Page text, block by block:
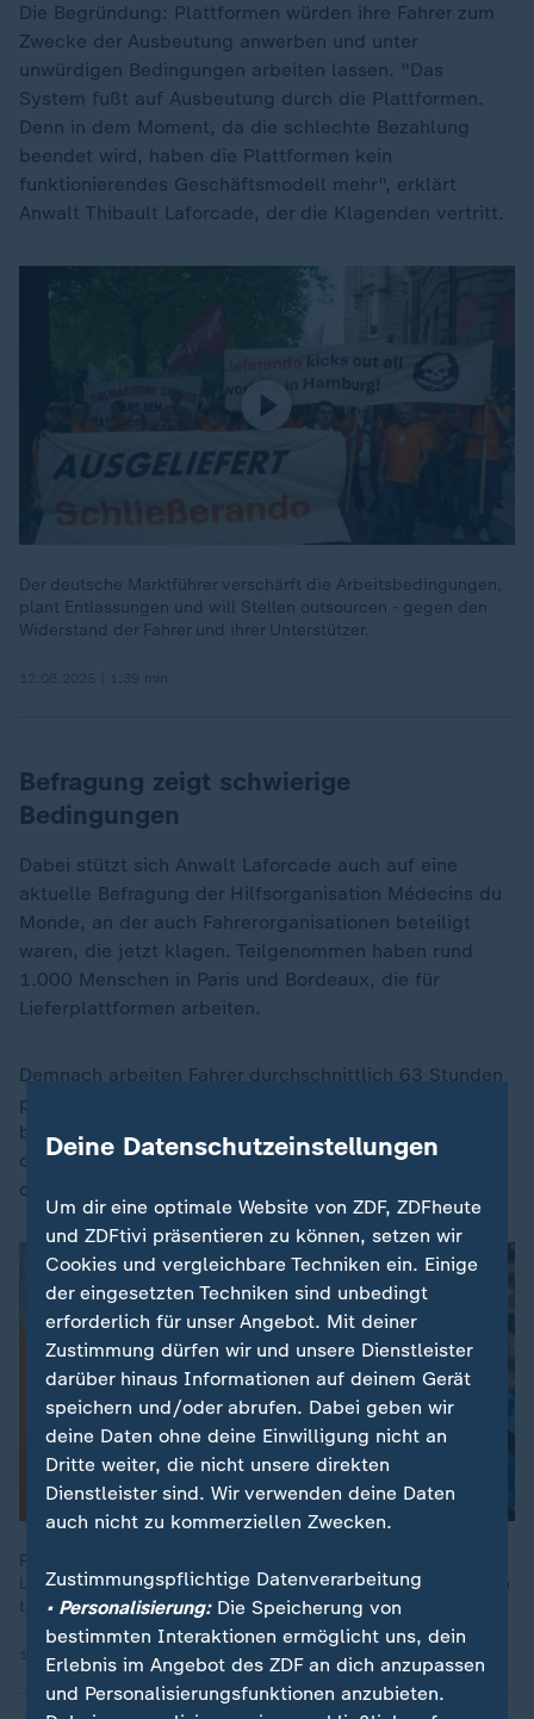
Die Begründung: Plattformen würden ihre Fahrer zum
Zwecke der Ausbeutung anwerben und unter
unwürdigen Bedingungen arbeiten lassen. "Das
System fußt auf Ausbeutung durch die Plattformen.
Denn in dem Moment, da die schlechte Bezahlung
beendet wird, haben die Plattformen kein
funktionierendes Geschäftsmodell mehr", erklärt
Anwalt Thibault Laforcade, der die Klagenden vertritt.
Der deutsche Marktführer verschärft die Arbeitsbedingungen,
plant Entlassungen und will Stellen outsourcen - gegen den
Widerstand der Fahrer und ihrer Unterstützer.
Befragung zeigt schwierige
Bedingungen
Dabei stützt sich Anwalt Laforcade auch auf eine
aktuelle Befragung der Hilfsorganisation Médecins du
Monde, an der auch Fahrerorganisationen beteiligt
waren, die jetzt klagen. Teilgenommen haben rund
1.000 Menschen in Paris und Bordeaux, die für
Lieferplattformen arbeiten.
Demnach arbeiten Fahrer durchschnittlich 63 Stunden
pro Woche und verdienen weniger als sechs Euro
brutto pro Stunde. Dabei sind Wartezeiten zwischen
den Lieferaufträgen mit eingerechnet, für die es keine
direkte Entlohnung gibt.
Fünf Jahre nach der Pandemie zeigt sich: Haben sich
Lieferdienste für Lebensmittel bewährt? Sind sie wirtschaftlich
tragfähig? Die Gewinner und Verlierer.
10.03.2025 | 4:14 min
Deine Datenschutzeinstellungen
Um dir eine optimale Website von ZDF, ZDFheute
und ZDFtivi präsentieren zu können, setzen wir
Cookies und vergleichbare Techniken ein. Einige
der eingesetzten Techniken sind unbedingt
erforderlich für unser Angebot. Mit deiner
Zustimmung dürfen wir und unsere Dienstleister
darüber hinaus Informationen auf deinem Gerät
speichern und/oder abrufen. Dabei geben wir
deine Daten ohne deine Einwilligung nicht an
Dritte weiter, die nicht unsere direkten
Dienstleister sind. Wir verwenden deine Daten
auch nicht zu kommerziellen Zwecken.
Zustimmungspflichtige Datenverarbeitung
• Personalisierung:Die Speicherung von
bestimmten Interaktionen ermöglicht uns, dein
Erlebnis im Angebot des ZDF an dich anzupassen
und Personalisierungsfunktionen anzubieten.